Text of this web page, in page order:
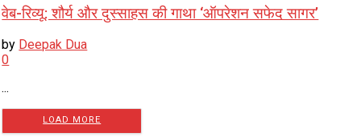
वेब-रिव्यू: शौर्य और दुस्साहस की गाथा ‘ऑपरेशन सफेद सागर’
by Deepak Dua
0
...
LOAD MORE